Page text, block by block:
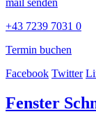
mail senden
+43 7239 7031 0
Termin buchen
Facebook Twitter
Fenster